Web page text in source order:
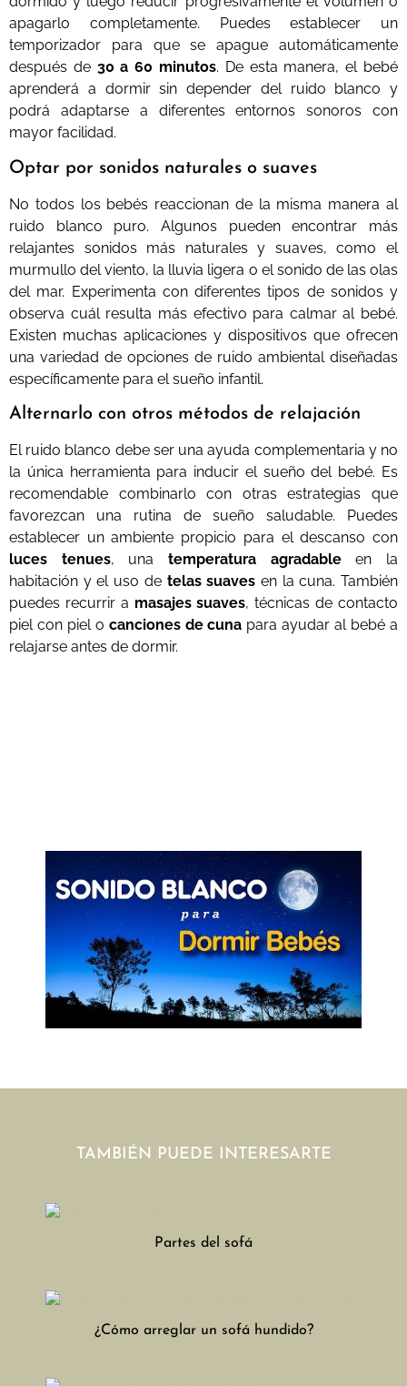
apagarlo completamente. Puedes establecer un
temporizador para que se apague automáticamente
después de 30 a 60 minutos. De esta manera, el bebé
aprenderá a dormir sin depender del ruido blanco y
podrá adaptarse a diferentes entornos sonoros con
mayor facilidad.
Optar por sonidos naturales o suaves
No todos los bebés reaccionan de la misma manera al
ruido blanco puro. Algunos pueden encontrar más
relajantes sonidos más naturales y suaves, como el
murmullo del viento, la lluvia ligera o el sonido de las olas
del mar. Experimenta con diferentes tipos de sonidos y
observa cuál resulta más efectivo para calmar al bebé.
Existen muchas aplicaciones y dispositivos que ofrecen
una variedad de opciones de ruido ambiental diseñadas
específicamente para el sueño infantil.
Alternarlo con otros métodos de relajación
El ruido blanco debe ser una ayuda complementaria y no
la única herramienta para inducir el sueño del bebé. Es
recomendable combinarlo con otras estrategias que
favorezcan una rutina de sueño saludable. Puedes
establecer un ambiente propicio para el descanso con
luces tenues, unatemperatura agradableen la
habitación y el uso de telas suaves en la cuna. También
puedes recurrir a masajes suaves, técnicas de contacto
piel con piel o canciones de cuna para ayudar al bebé a
relajarse antes de dormir.
TAMBIÉN PUEDE INTERESARTE
Partes del sofá
¿Cómo arreglar un sofá hundido?